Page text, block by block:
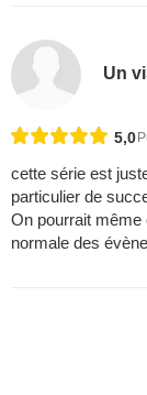
Un
5,0
cette série est
particulier de
On pourrait même
normale des